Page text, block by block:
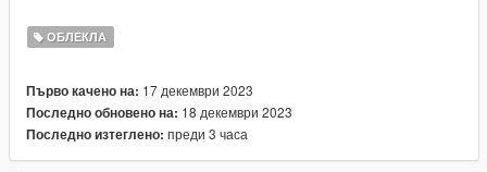
ges/mpclothes_male.rpf/mp_f_freemode_01_mp_f_freemode_
01
／／ FiveM
・Extract the mod files from the downloaded folder to your
"stream" folder.
ОБЛЕКЛА
Първо качено на: 17 декември 2023
Последно обновено на: 18 декември 2023
Последно изтеглено: преди 3 часа